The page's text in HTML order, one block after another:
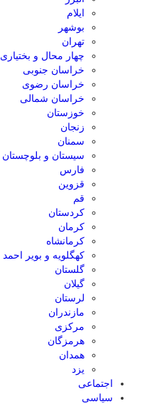
ایلام
بوشهر
تهران
چهار محال و بختیاری
خراسان جنوبی
خراسان رضوی
خراسان شمالی
خوزستان
زنجان
سمنان
سیستان و بلوچستان
فارس
قزوین
قم
کردستان
کرمان
کرمانشاه
کهگلویه و بویر احمد
گلستان
گیلان
لرستان
مازندران
مرکزی
هرمزگان
همدان
یزد
اجتماعی
سیاسی